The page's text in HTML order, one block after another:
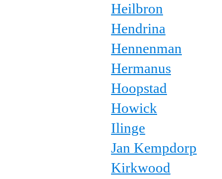
Heilbron
Hendrina
Hennenman
Hermanus
Hoopstad
Howick
Ilinge
Jan Kempdorp
Kirkwood